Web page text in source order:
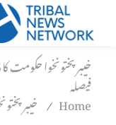
خیبرپختونخوا حکومت
فیصلہ
Home
/ خیبر